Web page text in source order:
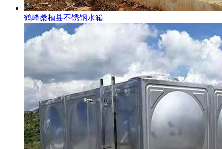
鹤峰桑植县不锈钢水箱